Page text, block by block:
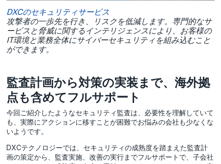
DXCのセキュリティサービス
攻撃者の一歩先を行き、リスクを低減します。専門的なサ
ービスと脅威に関するインテリジェンスにより、お客様の
IT環境と業務全体にサイバーセキュリティを組み込むこと
ができます。
監査計画から対策の実装まで、海外拠
点も含めてフルサポート
今回ご紹介したようなセキュリティ監査は、必要性を理解していて
も、実際にアクションに移すことが困難でお悩みの会社も少なくな
いようです。
DXCテクノロジーでは、セキュリティの成熟度を踏まえた監査計
画の策定から、監査実施、改善の実行までフルサポートで、子会社